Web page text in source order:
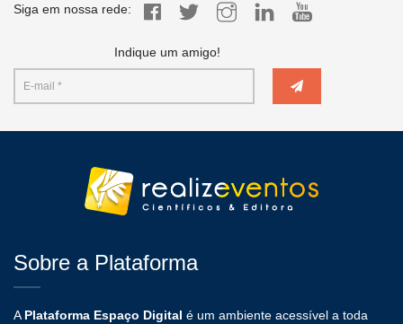
Siga em nossa rede:
Indique um amigo!
Sobre a Plataforma
A Plataforma Espaço Digital é um ambiente acessível a toda